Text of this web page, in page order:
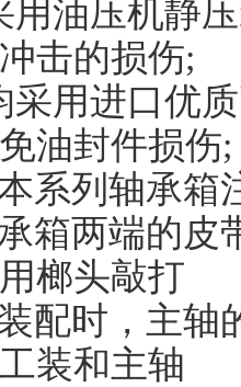
用油压机静
击的损伤;
采用进口优
油封件损伤;
系列轴承箱
箱两端的皮
榔头敲打
配时，主轴
装和主轴